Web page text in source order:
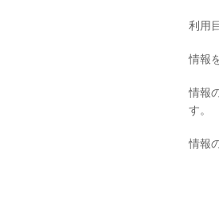
利用
情報
情報
す。
情報